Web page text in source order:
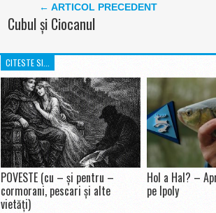
← ARTICOL PRECEDENT
Cubul şi Ciocanul
CITESTE SI...
POVESTE (cu – și pentru –
cormorani, pescari și alte
vietăți)
Hol a Hal? –
pe Ipoly